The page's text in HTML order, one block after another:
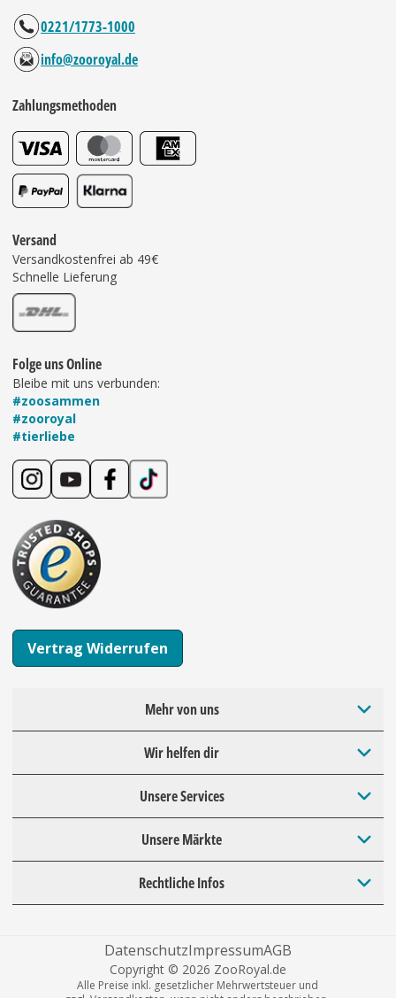
0221/1773-1000
info@zooroyal.de
Zahlungsmethoden
Versand
Versandkostenfrei ab 49€
Schnelle Lieferung
Folge uns Online
Bleibe mit uns verbunden:
#zoosammen
#zooroyal
#tierliebe
Vertrag Widerrufen
Mehr von uns
Wir helfen dir
Unsere Services
Unsere Märkte
Rechtliche Infos
DatenschutzImpressumAGB
Copyright © 2026 ZooRoyal.de
Alle Preise inkl. gesetzlicher Mehrwertsteuer und